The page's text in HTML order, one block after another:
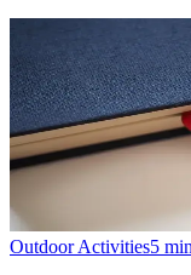
Outdoor Activities5 min